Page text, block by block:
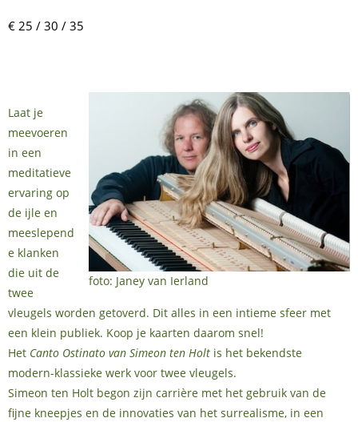
€ 25 / 30 / 35
foto: Janey van Ierland
Laat je
meevoeren
in een
meditatieve
ervaring op
de ijle en
meeslepend
e klanken
die uit de
twee
vleugels worden getoverd. Dit alles in een intieme sfeer met
een klein publiek. Koop je kaarten daarom snel!
Het Canto Ostinato van Simeon ten Holt is het bekendste
modern-klassieke werk voor twee vleugels.
Simeon ten Holt begon zijn carrière met het gebruik van de
fijne kneepjes en de innovaties van het surrealisme, in een